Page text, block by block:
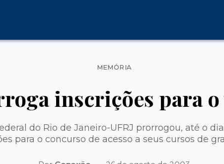
Categorias
MEMÓRIA
inscrições para
do Rio de Janeiro-UFRJ prorrogou, até o
para o concurso de acesso a seus cursos de